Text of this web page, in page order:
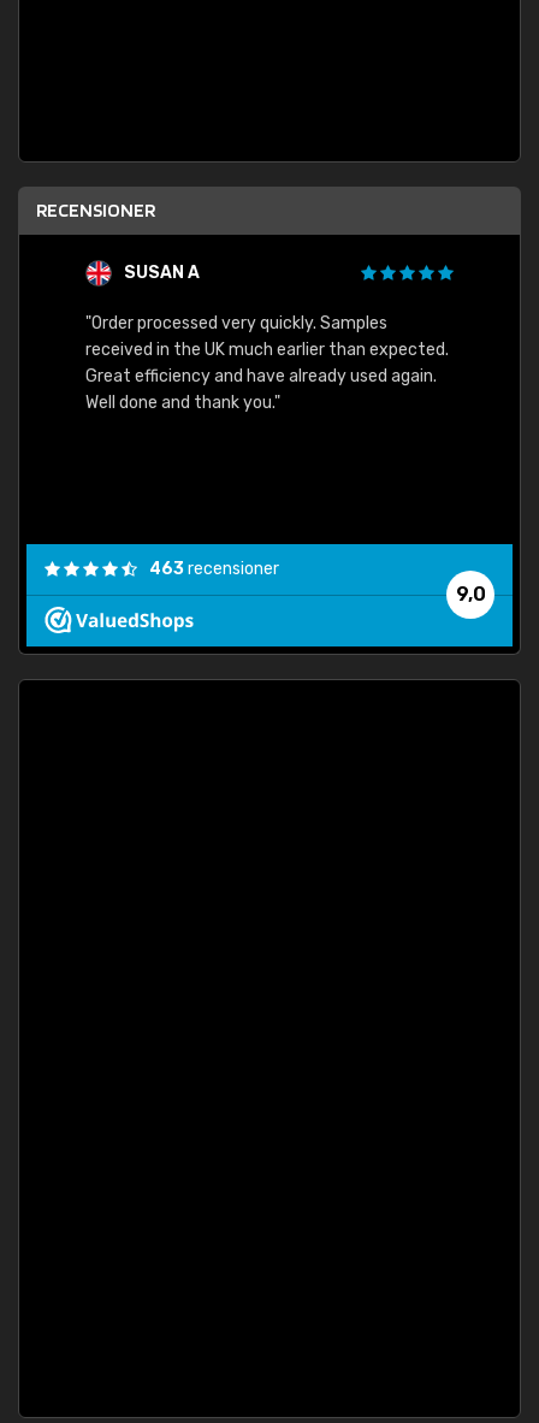
RECENSIONER
SUSAN A
"Order processed very quickly. Samples
received in the UK much earlier than expected.
Great efficiency and have already used again.
Well done and thank you."
9,0
463recensioner